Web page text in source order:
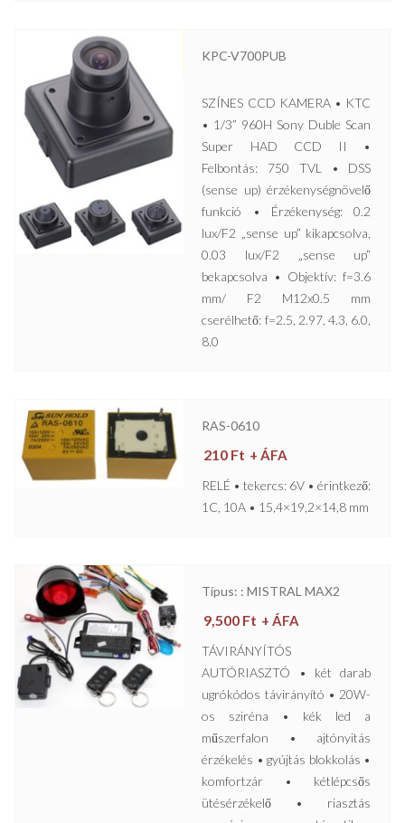
KPC-V700PUB
SZÍNES CCD KAMERA • KTC
• 1/3” 960H Sony Duble Scan
Super HAD CCD II •
Felbontás: 750 TVL • DSS
(sense up) érzékenységnövelő
funkció • Érzékenység: 0.2
lux/F2 „sense up” kikapcsolva,
0.03 lux/F2 „sense up”
bekapcsolva • Objektív: f=3.6
mm/ F2 M12x0.5 mm
cserélhető: f=2.5, 2.97, 4.3, 6.0,
8.0
RAS-0610
210 Ft + ÁFA
RELÉ • tekercs: 6V • érintkező:
1C, 10A • 15,4×19,2×14,8 mm
Típus: : MISTRAL MAX2
9,500 Ft + ÁFA
TÁVIRÁNYÍTÓS
AUTÓRIASZTÓ • két darab
ugrókódos távirányító • 20W-
os sziréna • kék led a
műszerfalon • ajtónyitás
érzékelés • gyújtás blokkolás •
komfortzár • kétlépcsős
ütésérzékelő • riasztás